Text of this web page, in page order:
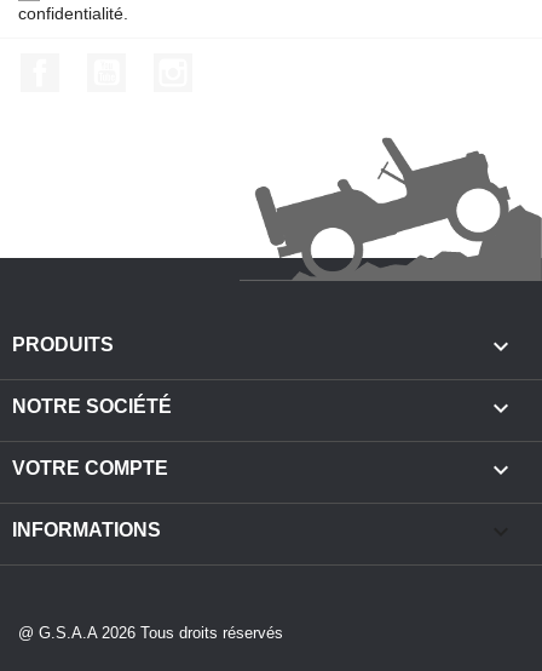
confidentialité.
PRODUITS 
NOTRE SOCIÉTÉ 
VOTRE COMPTE 
INFORMATIONS
@ G.S.A.A 2026 Tous droits réservés